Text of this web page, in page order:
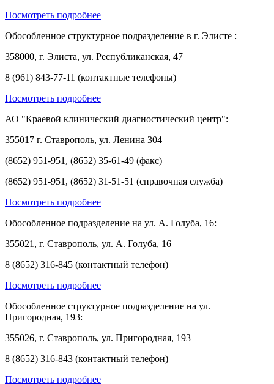
Посмотреть подробнее
Обособленное структурное подразделение в г. Элисте :
358000, г. Элиста, ул. Республиканская, 47
8 (961) 843-77-11 (контактные телефоны)
Посмотреть подробнее
АО "Краевой клинический диагностический центр":
355017 г. Ставрополь, ул. Ленина 304
(8652) 951-951, (8652) 35-61-49 (факс)
(8652) 951-951, (8652) 31-51-51 (справочная служба)
Посмотреть подробнее
Обособленное подразделение на ул. А. Голуба, 16:
355021, г. Ставрополь, ул. А. Голуба, 16
8 (8652) 316-845 (контактный телефон)
Посмотреть подробнее
Обособленное структурное подразделение на ул.
Пригородная, 193:
355026, г. Ставрополь, ул. Пригородная, 193
8 (8652) 316-843 (контактный телефон)
Посмотреть подробнее